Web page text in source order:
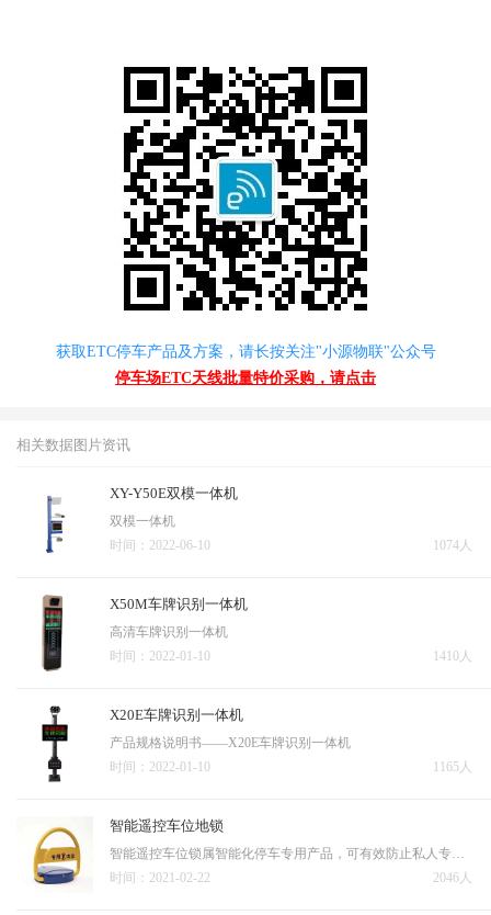
获取ETC停车产品及方案，请长按关注"小源物联"公众号
停车场ETC天线批量特价采购，请点击
相关数据图片资讯
XY-Y50E双模一体机
双模一体机
1074人
时间：2022-06-10
X50M车牌识别一体机
高清车牌识别一体机
1410人
时间：2022-01-10
X20E车牌识别一体机
产品规格说明书――X20E车牌识别一体机
1165人
时间：2022-01-10
智能遥控车位地锁
智能遥控车位锁属智能化停车专用产品，可有效防止私人专用车位被其它车辆占用，真正享有私车停放的便利空间；抛弃手动车位锁带来的烦恼，人不离车轻松掌控科技带来的高品质生活。一 产品简介型号XY-518名称智能车位锁电源电压DC6V静态电流<0.8MA工作电流<2A升或降工…
2046人
时间：2021-02-22